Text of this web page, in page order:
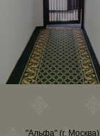
"Альфа" (г. Москва)